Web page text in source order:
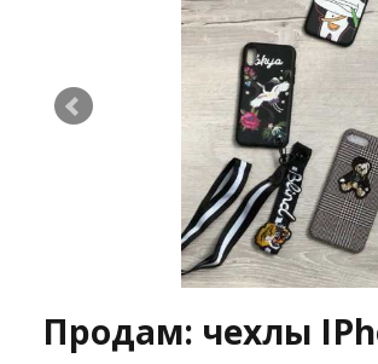
Продам: чехлы